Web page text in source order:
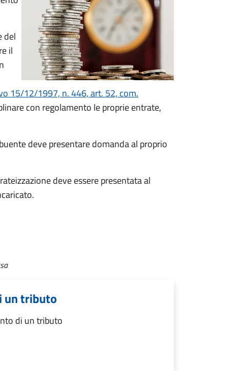
del
il
15/12/1997, n. 446, art. 52, com.
con regolamento le proprie entrate,
deve presentare domanda al proprio
deve essere presentata al
un tributo
di un tributo